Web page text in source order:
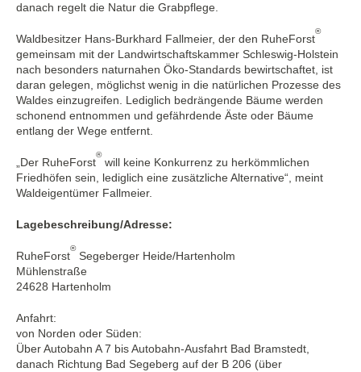
danach regelt die Natur die Grabpflege.
Waldbesitzer Hans-Burkhard Fallmeier, der den RuheForst
®
gemeinsam mit der Landwirtschaftskammer Schleswig-Holstein
nach besonders naturnahen Öko-Standards bewirtschaftet, ist
daran gelegen, möglichst wenig in die natürlichen Prozesse des
Waldes einzugreifen. Lediglich bedrängende Bäume werden
schonend entnommen und gefährdende Äste oder Bäume
entlang der Wege entfernt.
„Der RuheForst
®
will keine Konkurrenz zu herkömmlichen
Friedhöfen sein, lediglich eine zusätzliche Alternative“, meint
Waldeigentümer Fallmeier.
Lagebeschreibung/Adresse:
RuheForst
®
Segeberger Heide/Hartenholm
Mühlenstraße
24628 Hartenholm
Anfahrt:
von Norden oder Süden:
Über Autobahn A 7 bis Autobahn-Ausfahrt Bad Bramstedt,
danach Richtung Bad Segeberg auf der B 206 (über